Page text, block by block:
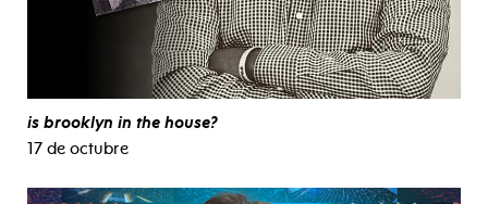
is brooklyn in the house?
17 de octubre